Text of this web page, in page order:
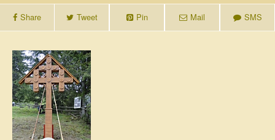
Share Tweet Pin Mail SMS